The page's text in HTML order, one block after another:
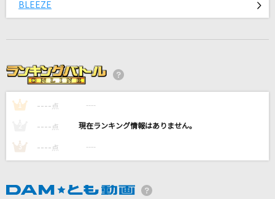
KissHug
JUJU
イル・テンポ・パッサ～時は過ぎゆく～
パート・オブ・ユア・ワールド
BLEEZE
1 ---- 点 ----
---- 点 ----
3 ---- 点 ----